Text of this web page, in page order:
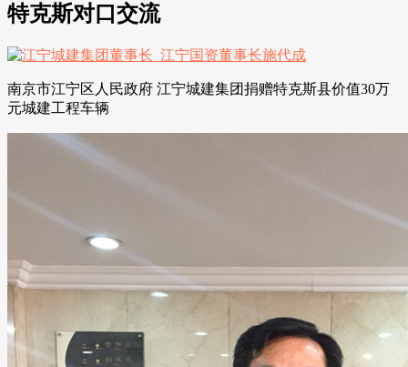
特克斯对口交流
南京市江宁区人民政府 江宁城建集团捐赠特克斯县价值30万
元城建工程车辆